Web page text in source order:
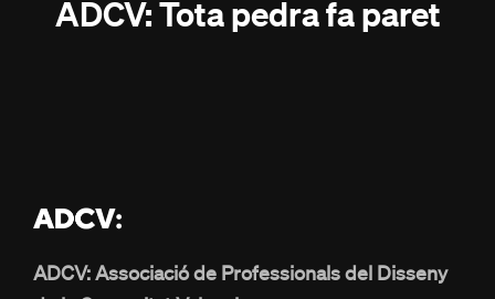
ADCV: Tota pedra fa paret
ADCV: Associació de Professionals del Disseny